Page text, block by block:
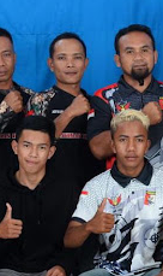
Bupati
Wacana
Baru
Bupati Asmar
Pemerintah